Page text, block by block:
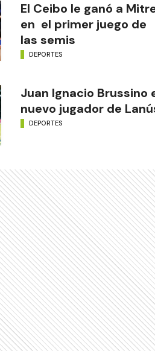
El Ceibo le ganó a
en el primer juego de
las semis
DEPORTES
Juan Ignacio Brussino
nuevo jugador de
DEPORTES